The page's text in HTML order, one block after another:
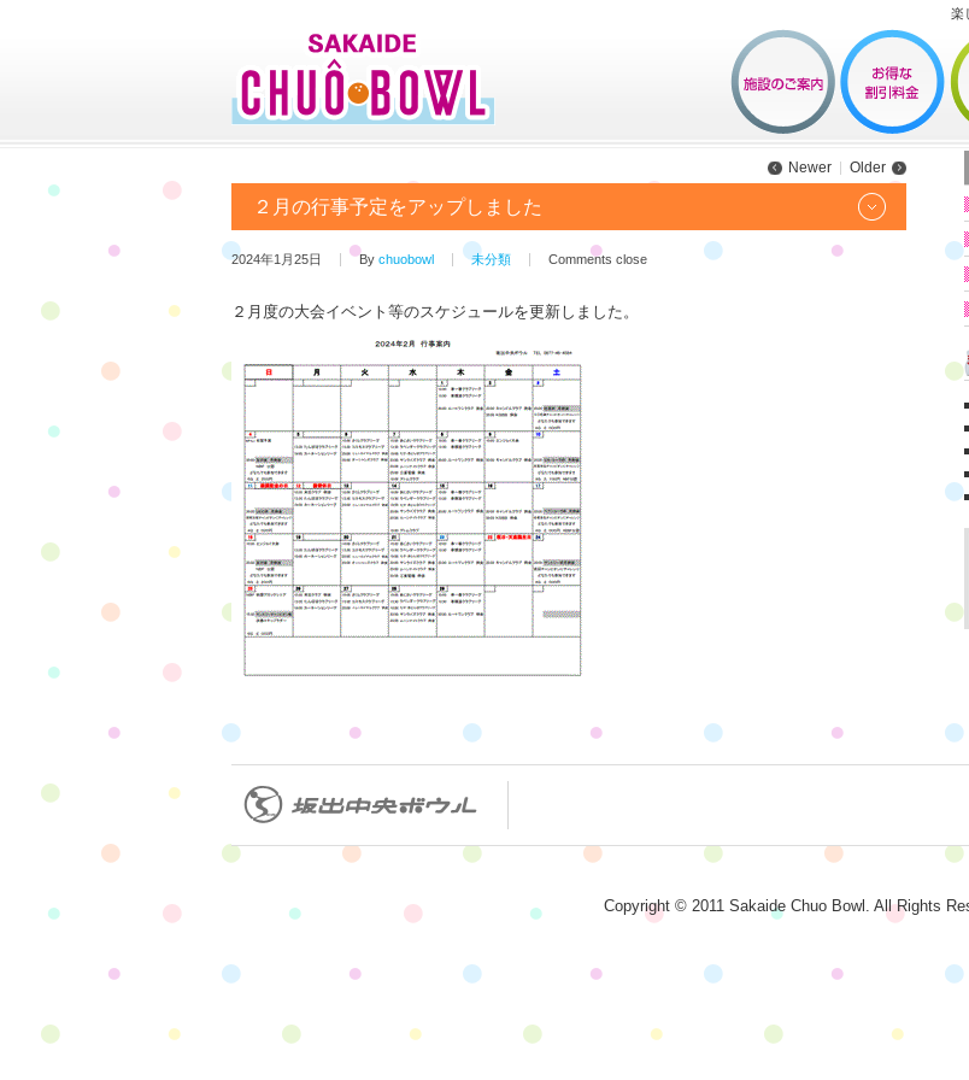
楽
Newer Older
２月の行事予定をアップしました
2024年1月25日 By chuobowl 未分類 Comments close
２月度の大会イベント等のスケジュールを更新しました。
Copyright © 2011 Sakaide Chuo Bowl. All Rights